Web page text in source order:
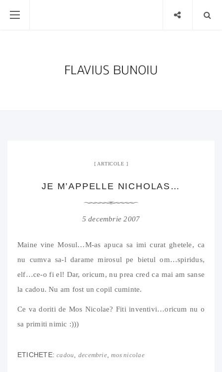
ARTICOLE
JE M’APPELLE NICHOLAS…
5 decembrie 2007
Maine vine Mosul…M-as apuca sa imi curat ghetele, ca
nu cumva sa-l darame mirosul pe bietul om…spiridus,
elf…ce-o fi el! Dar, oricum, nu prea cred ca mai am sanse
la cadou. Nu am fost un copil cuminte.
Ce va doriti de Mos Nicolae? Fiti inventivi…oricum nu o
sa primiti nimic :)))
ETICHETE:cadou decembrie,mos nicolae